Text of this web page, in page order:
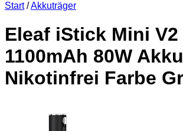
Start /Akkuträger
Eleaf iStick Mini V2
1100mAh 80W
Nikotinfrei Farbe